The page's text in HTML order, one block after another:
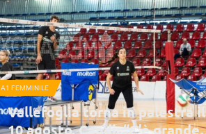
A1 FEMMINILE
Vallefoglia torna in palestra il
10 agosto. Candi: “C’è grande